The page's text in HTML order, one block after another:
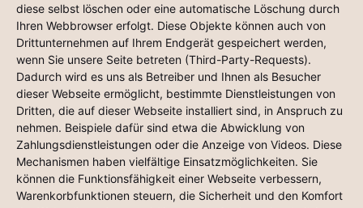
diese selbst löschen oder eine automatische Löschung durch
Ihren Webbrowser erfolgt. Diese Objekte können auch von
Drittunternehmen auf Ihrem Endgerät gespeichert werden,
wenn Sie unsere Seite betreten (Third-Party-Requests).
Dadurch wird es uns als Betreiber und Ihnen als Besucher
dieser Webseite ermöglicht, bestimmte Dienstleistungen von
Dritten, die auf dieser Webseite installiert sind, in Anspruch zu
nehmen. Beispiele dafür sind etwa die Abwicklung von
Zahlungsdienstleistungen oder die Anzeige von Videos. Diese
Mechanismen haben vielfältige Einsatzmöglichkeiten. Sie
können die Funktionsfähigkeit einer Webseite verbessern,
Warenkorbfunktionen steuern, die Sicherheit und den Komfort